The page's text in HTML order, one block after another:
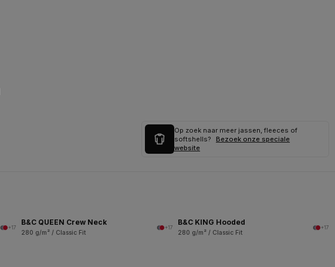
Op zoek naar meer jassen, fleeces of
softshells?
Bezoek onze speciale
website
+17
B&C QUEEN Crew Neck
280 g/m² / Classic Fit
+17
B&C KING Hooded
280 g/m² / Classic Fit
+17